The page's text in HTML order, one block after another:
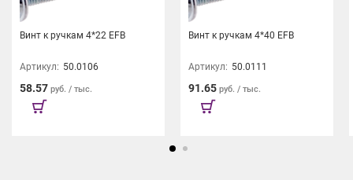
Винт к ручкам 4*22 EFB
Артикул: 50.0106
58.57 руб. / тыс.
Винт к ручкам 4*40 EFB
Артикул: 50.0111
91.65 руб. / тыс.